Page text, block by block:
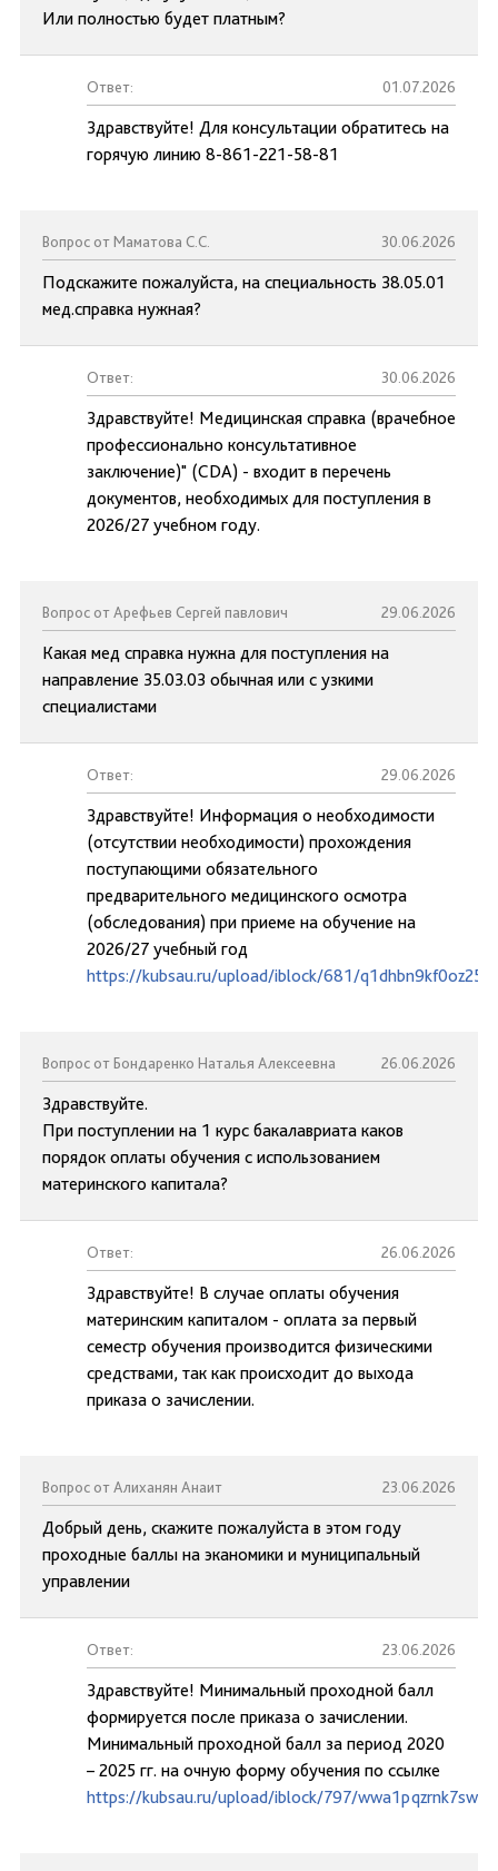
Или полностью будет платным?
Ответ: 01.07.2026
Здравствуйте! Для консультации обратитесь на
горячую линию 8-861-221-58-81
Вопрос от Маматова С.С. 30.06.2026
Подскажите пожалуйста, на специальность 38.05.01
мед.справка нужная?
Ответ: 30.06.2026
Здравствуйте! Медицинская справка (врачебное
профессионально консультативное
заключение)" (CDA) - входит в перечень
документов, необходимых для поступления в
2026/27 учебном году.
Вопрос от Арефьев Сергей павлович 29.06.2026
Какая мед справка нужна для поступления на
направление 35.03.03 обычная или с узкими
специалистами
Ответ: 29.06.2026
Здравствуйте! Информация о необходимости
(отсутствии необходимости) прохождения
поступающими обязательного
предварительного медицинского осмотра
(обследования) при приеме на обучение на
2026/27 учебный год
https://kubsau.ru/upload/iblock/681/
Вопрос от Бондаренко Наталья Алексеевна 26.06.2026
Здравствуйте.
При поступлении на 1 курс бакалавриата каков
порядок оплаты обучения с использованием
материнского капитала?
Ответ: 26.06.2026
Здравствуйте! В случае оплаты обучения
материнским капиталом - оплата за первый
семестр обучения производится физическими
средствами, так как происходит до выхода
приказа о зачислении.
Вопрос от Алиханян Анаит 23.06.2026
Добрый день, скажите пожалуйста в этом году
проходные баллы на эканомики и муниципальный
управлении
Ответ: 23.06.2026
Здравствуйте! Минимальный проходной балл
формируется после приказа о зачислении.
Минимальный проходной балл за период 2020
– 2025 гг. на очную форму обучения по ссылке
https://kubsau.ru/upload/iblock/797/